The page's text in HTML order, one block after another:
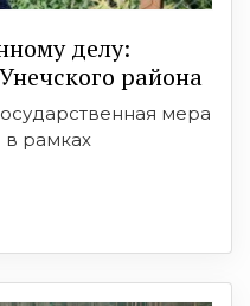
делу:
района
мера
рамках